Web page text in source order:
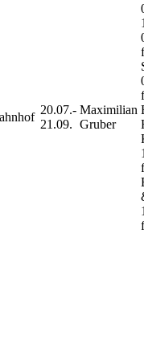
20.07.-
21.09.
Maximilian
Gruber